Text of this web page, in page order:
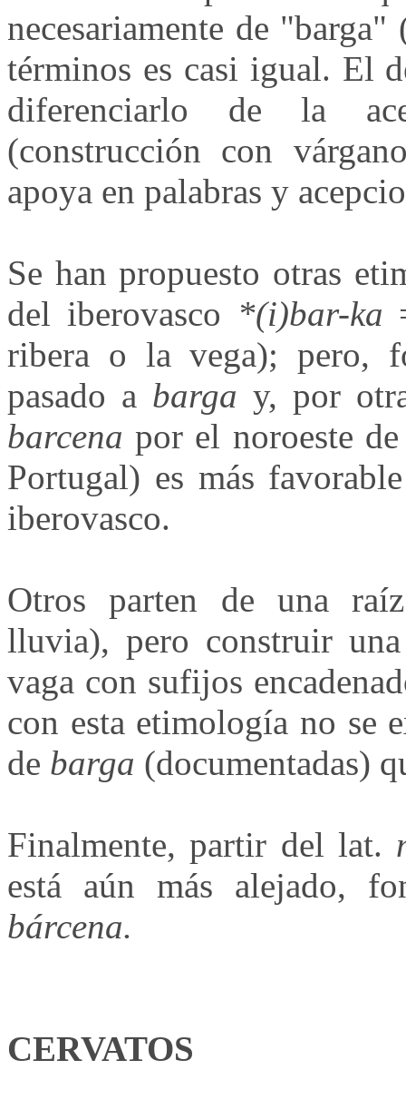
necesariamente de
términos es casi igual. El
diferenciarlo de la
(construcción con
apoya en palabras y
Se han propuesto otras
del iberovasco *(i)bar-ka
ribera o la vega); pero,
pasado a bargay, por
barcena por el noroeste
Portugal) es más
iberovasco.
Otros parten de una
lluvia), pero construir
vaga con sufijos
con esta etimología no se
de barga (documentadas)
Finalmente, partir del lat.
está aún más alejado,
bárcena.
CERVATOS